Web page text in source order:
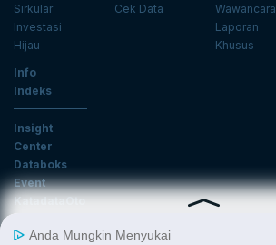
Sirkular
Investasi
Hijau
Cek Data
Wawancara
Laporan
Khusus
Info
Indeks
Insight
Center
Databoks
Event
KatadataOto